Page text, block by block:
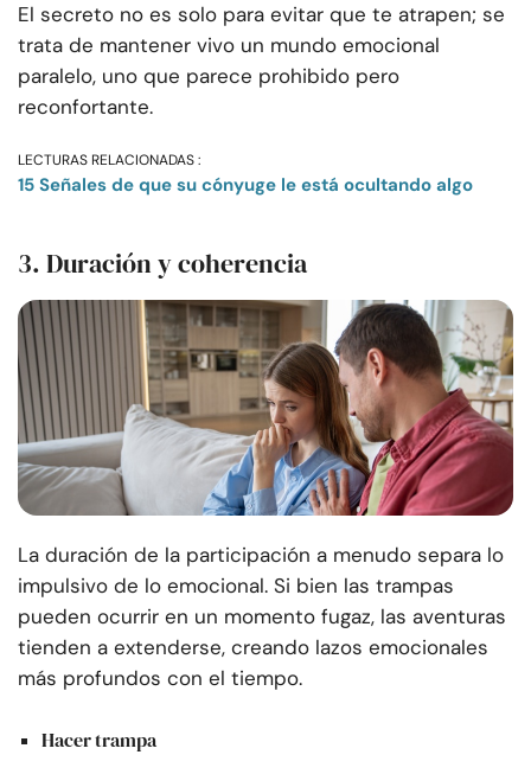
El secreto no es solo para evitar que te atrapen; se
trata de mantener vivo un mundo emocional
paralelo, uno que parece prohibido pero
reconfortante.
LECTURAS RELACIONADAS :
15 Señales de que su cónyuge le está ocultando algo
3. Duración y coherencia
La duración de la participación a menudo separa lo
impulsivo de lo emocional. Si bien las trampas
pueden ocurrir en un momento fugaz, las aventuras
tienden a extenderse, creando lazos emocionales
más profundos con el tiempo.
Hacer trampa